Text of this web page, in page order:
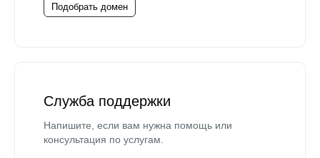
Подобрать домен
Служба поддержки
Напишите, если вам нужна помощь или
консультация по услугам.